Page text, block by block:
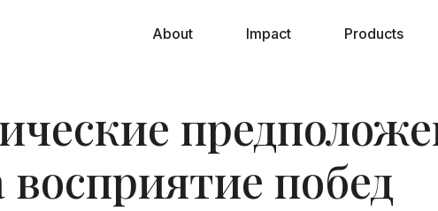
About Impact Products
побед